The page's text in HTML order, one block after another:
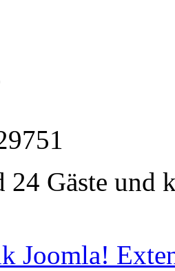
Gäste und
Joomla!